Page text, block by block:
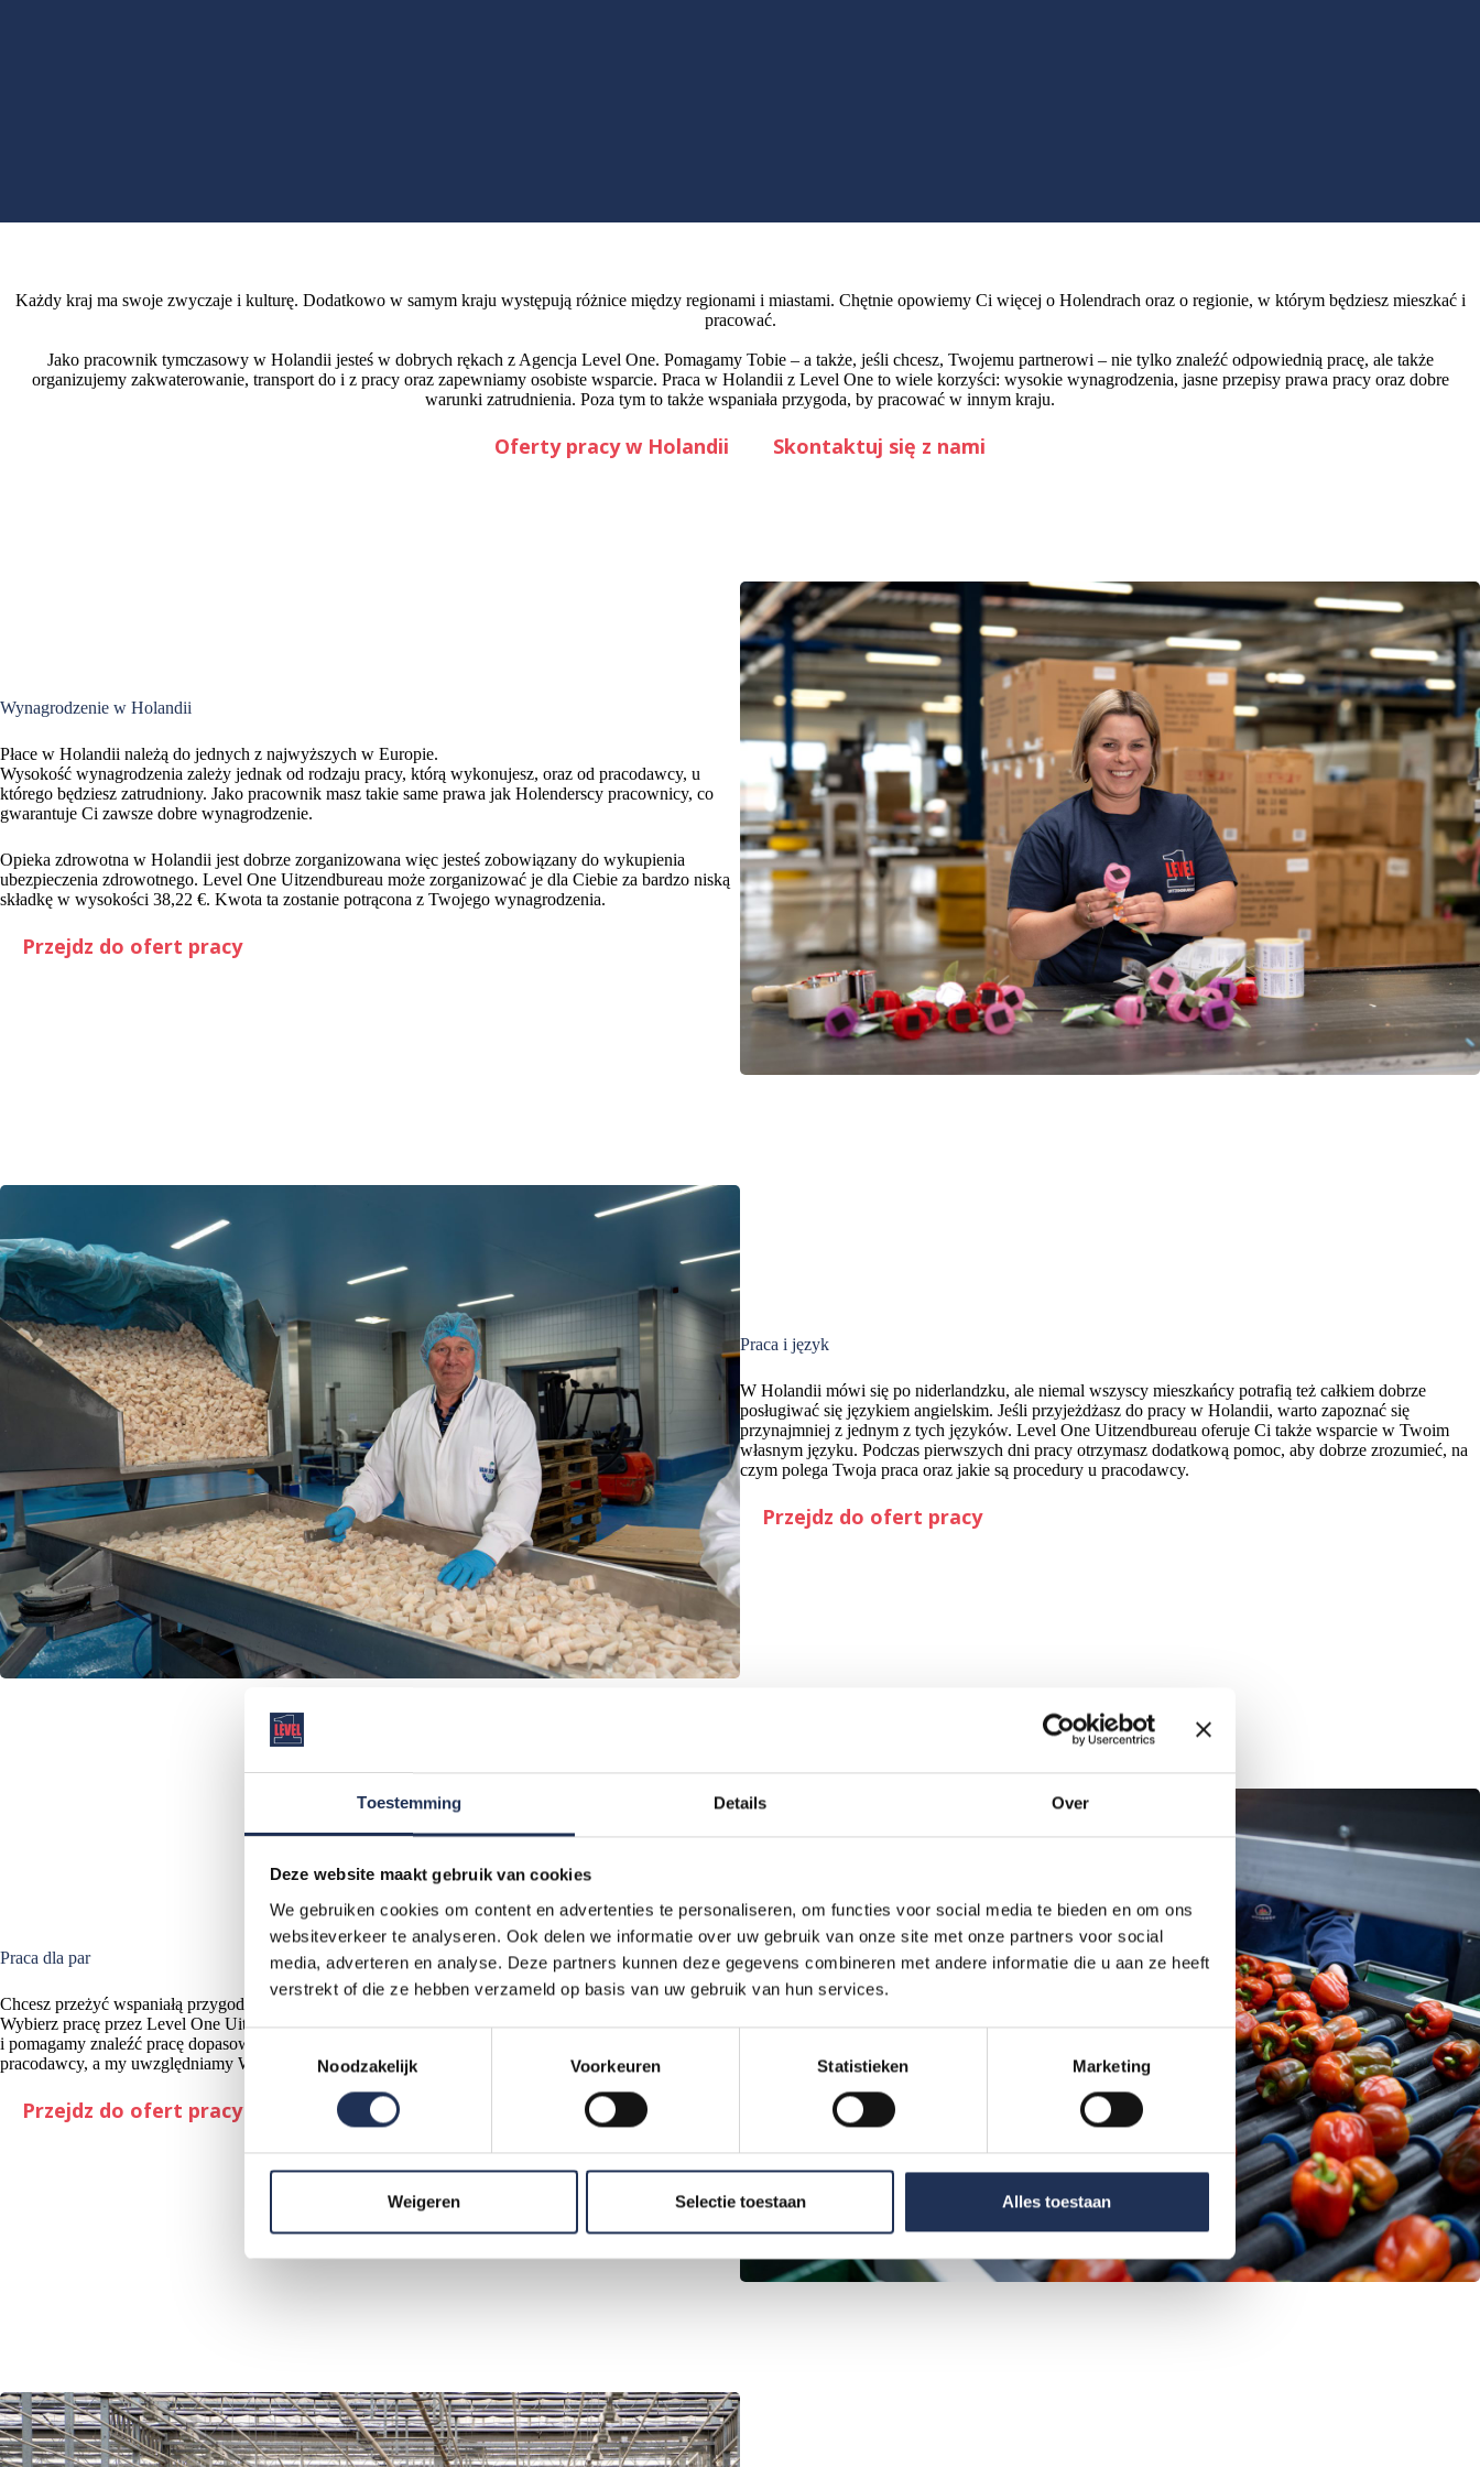
Toestemming Details Over
Deze website maakt gebruik van cookies
We gebruiken cookies om content en advertenties te personaliseren, om functies voor social media te bieden en om ons
websiteverkeer te analyseren. Ook delen we informatie over uw gebruik van onze site met onze partners voor social
media, adverteren en analyse. Deze partners kunnen deze gegevens combineren met andere informatie die u aan ze heeft
verstrekt of die ze hebben verzameld op basis van uw gebruik van hun services.
T
o
i
l
e
c
Noodzakelijk Voorkeuren Statistieken Marketing
Weigeren Selectie toestaan Alles toestaan
Każdy kraj ma swoje zwyczaje i kulturę. Dodatkowo w samym kraju występują różnice między regionami i miastami. Chętnie opowiemy Ci więcej o Holendrach oraz o regionie, w którym będziesz mieszkać i
pracować.
Jako pracownik tymczasowy w Holandii jesteś w dobrych rękach z Agencja Level One. Pomagamy Tobie – a także, jeśli chcesz, Twojemu partnerowi – nie tylko znaleźć odpowiednią pracę, ale także
organizujemy zakwaterowanie, transport do i z pracy oraz zapewniamy osobiste wsparcie. Praca w Holandii z Level One to wiele korzyści: wysokie wynagrodzenia, jasne przepisy prawa pracy oraz dobre
warunki zatrudnienia. Poza tym to także wspaniała przygoda, by pracować w innym kraju.
Oferty pracy w Holandii Skontaktuj się z nami
Wynagrodzenie w Holandii
Płace w Holandii należą do jednych z najwyższych w Europie.
Wysokość wynagrodzenia zależy jednak od rodzaju pracy, którą wykonujesz, oraz od pracodawcy, u
którego będziesz zatrudniony. Jako pracownik masz takie same prawa jak Holenderscy pracownicy, co
gwarantuje Ci zawsze dobre wynagrodzenie.
Opieka zdrowotna w Holandii jest dobrze zorganizowana więc jesteś zobowiązany do wykupienia
ubezpieczenia zdrowotnego. Level One Uitzendbureau może zorganizować je dla Ciebie za bardzo niską
składkę w wysokości 38,22 €. Kwota ta zostanie potrącona z Twojego wynagrodzenia.
Przejdz do ofert pracy
Praca i język
W Holandii mówi się po niderlandzku, ale niemal wszyscy mieszkańcy potrafią też całkiem dobrze
posługiwać się językiem angielskim. Jeśli przyjeżdżasz do pracy w Holandii, warto zapoznać się
przynajmniej z jednym z tych języków. Level One Uitzendbureau oferuje Ci także wsparcie w Twoim
własnym języku. Podczas pierwszych dni pracy otrzymasz dodatkową pomoc, aby dobrze zrozumieć, na
czym polega Twoja praca oraz jakie są procedury u pracodawcy.
Przejdz do ofert pracy
Praca dla par
Chcesz przeżyć wspaniałą przygodę i pracować w Holandii razem z partnerem?
Wybierz pracę przez Level One Uitzendbureau. Zapewniamy zakwaterowanie
i pomagamy znaleźć pracę dopasowaną do Waszych potrzeb. Może to być ta sama firma lub różni
pracodawcy, a my uwzględniamy Wasze godziny pracy i życie prywatne.
Przejdz do ofert pracy